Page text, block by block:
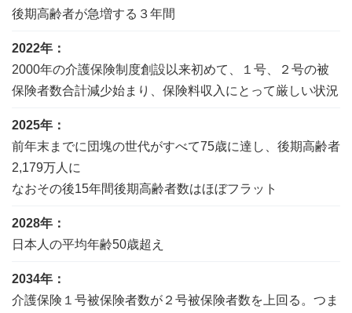
後期高齢者が急増する３年間
2022年：
2000年の介護保険制度創設以来初めて、１号、２号の被
保険者数合計減少始まり、保険料収入にとって厳しい状況
2025年：
前年末までに団塊の世代がすべて75歳に達し、後期高齢者
2,179万人に
なおその後15年間後期高齢者数はほぼフラット
2028年：
日本人の平均年齢50歳超え
2034年：
介護保険１号被保険者数が２号被保険者数を上回る。つま